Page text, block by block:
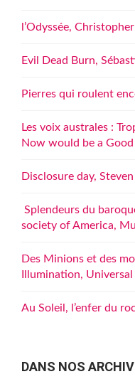
l’Odyssée,
Evil Dead Burn,
Pierres qui roulent
Les voix australes :
Now would be a
Disclosure day,
Splendeurs du
society of America,
Des Minions et des
Illumination,
Au Soleil, l’enfer du
DANS NOS